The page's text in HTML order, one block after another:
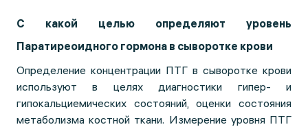
С какой целью определяют уровень
Паратиреоидного гормона в сыворотке крови
Определение концентрации ПТГ в сыворотке крови
используют в целях диагностики гипер- и
гипокальциемических состояний, оценки состояния
метаболизма костной ткани. Измерение уровня ПТГ